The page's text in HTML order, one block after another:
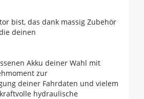
bist, das dank massig Zubehör
deinen
Akku deiner Wahl mit
zur
deiner Fahrdaten und vielem
hydraulische